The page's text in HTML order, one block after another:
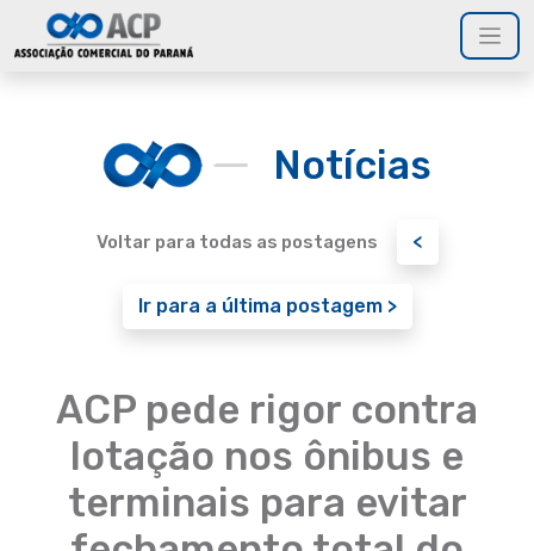
Notícias
Voltar para todas as postagens <
Ir para a última postagem >
ACP pede rigor contra
lotação nos ônibus e
terminais para evitar